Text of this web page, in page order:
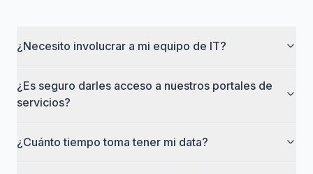
¿Necesito involucrar a mi equipo de IT?
¿Es seguro darles acceso a nuestros portales de
servicios?
¿Cuánto tiempo toma tener mi data?